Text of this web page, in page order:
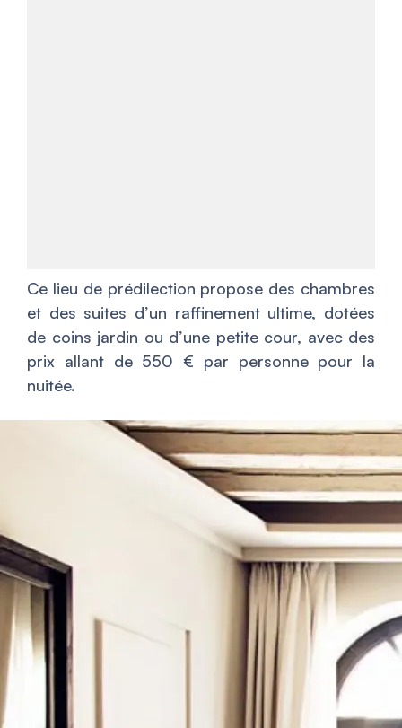
Ce lieu de prédilection propose des chambres
et des suites d’un raffinement ultime, dotées
de coins jardin ou d’une petite cour, avec des
prix allant de 550 € par personne pour la
nuitée.